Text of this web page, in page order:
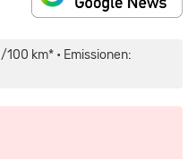
km* • Emissionen: